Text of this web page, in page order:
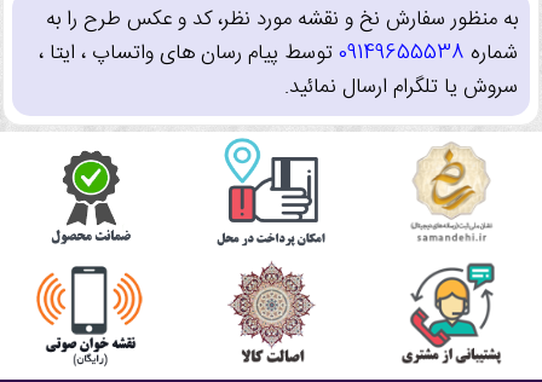
به منظور سفارش نخ و نقشه مورد نظر، کد و عکس طرح را به
شماره 09149655538توسط پیام رسان های واتساپ ، ایتا ،
سروش یا تلگرام ارسال نمائید.